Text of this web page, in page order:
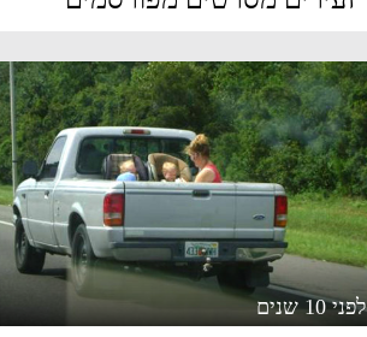
לפני 10 שנים